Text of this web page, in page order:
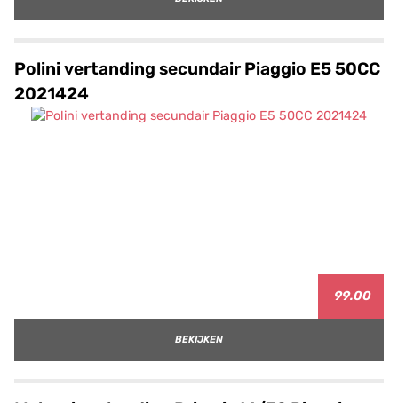
Polini vertanding secundair Piaggio E5 50CC
2021424
99.00
BEKIJKEN